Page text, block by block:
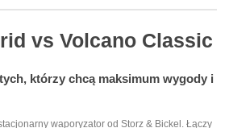
vs Volcano Classic
którzy chcą maksimum wygody i
waporyzator od Storz & Bickel. Łączy